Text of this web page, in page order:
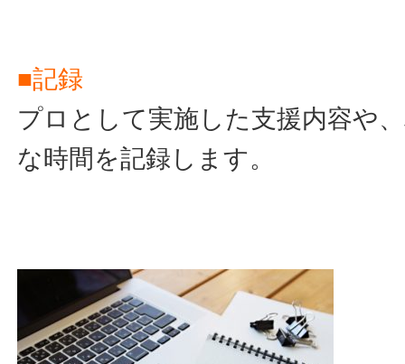
■記録
プロとして実施した支援内容や
な時間を記録します。